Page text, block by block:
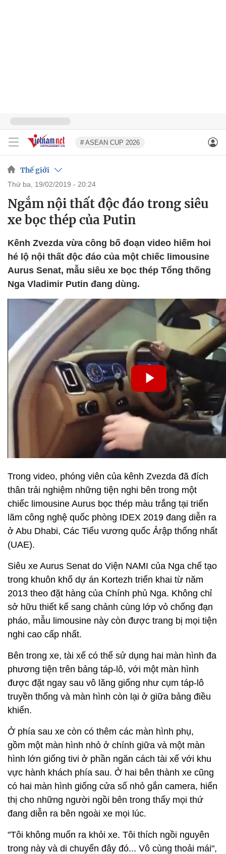
# ASEAN CUP 2026
Thế giới
thứ ba, 19/02/2019 - 20:24
Ngắm nội thất độc đáo trong siêu
xe bọc thép của Putin
Kênh Zvezda vừa công bố đoạn video hiếm hoi
hé lộ nội thất độc đáo của một chiếc limousine
Aurus Senat, mẫu siêu xe bọc thép Tổng thống
Nga Vladimir Putin đang dùng.
Trong video, phóng viên của kênh Zvezda đã đích
thân trải nghiệm những tiện nghi bên trong một
chiếc limousine Aurus bọc thép màu trắng tại triển
lãm công nghệ quốc phòng IDEX 2019 đang diễn ra
ở Abu Dhabi, Các Tiểu vương quốc Ảrập thống nhất
(UAE).
Siêu xe Aurus Senat do Viện NAMI của Nga chế tạo
trong khuôn khổ dự án Kortezh triển khai từ năm
2013 theo đặt hàng của Chính phủ Nga. Không chỉ
sở hữu thiết kế sang chảnh cùng lớp vỏ chống đạn
pháo, mẫu limousine này còn được trang bị mọi tiện
nghi cao cấp nhất.
Bên trong xe, tài xế có thể sử dụng hai màn hình đa
phương tiện trên bảng táp-lô, với một màn hình
được đặt ngay sau vô lăng giống như cụm táp-lô
truyền thống và màn hình còn lại ở giữa bảng điều
khiển.
Ở phía sau xe còn có thêm các màn hình phụ,
gồm một màn hình nhỏ ở chính giữa và một màn
hình lớn giống tivi ở phần ngăn cách tài xế với khu
vực hành khách phía sau. Ở hai bên thành xe cũng
có hai màn hình giống cửa sổ nhỏ gắn camera, hiển
thị cho những người ngồi bên trong thấy mọi thứ
đang diễn ra bên ngoài xe mọi lúc.
"Tôi không muốn ra khỏi xe. Tôi thích ngồi nguyên
trong này và di chuyển đây đó... Vô cùng thoải mái",